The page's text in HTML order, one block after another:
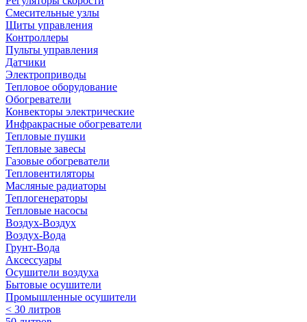
Смесительные узлы
Щиты управления
Контроллеры
Пульты управления
Датчики
Электроприводы
Тепловое оборудование
Обогреватели
Конвекторы электрические
Инфракрасные обогреватели
Тепловые пушки
Тепловые завесы
Газовые обогреватели
Тепловентиляторы
Масляные радиаторы
Теплогенераторы
Тепловые насосы
Воздух-Воздух
Воздух-Вода
Грунт-Вода
Аксессуары
Осушители воздуха
Бытовые осушители
Промышленные осушители
< 30 литров